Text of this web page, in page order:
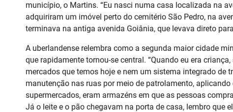
município, o Martins. “Eu nasci numa casa localizada na
adquiriram um imóvel perto do cemitério São Pedro, na
terminava na antiga avenida Goiânia, que levava direto
A uberlandense relembra como a segunda maior cidade
que rapidamente tornou-se central. “Quando eu era
mercados que temos hoje e nem um sistema integrado de
manutenção nas ruas por meio de patrolamento,
supermercados, eram armazéns em que as pessoas
Já o leite e o pão chegavam na porta de casa, lembro que